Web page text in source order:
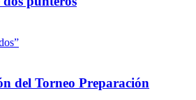
del Torneo Preparación